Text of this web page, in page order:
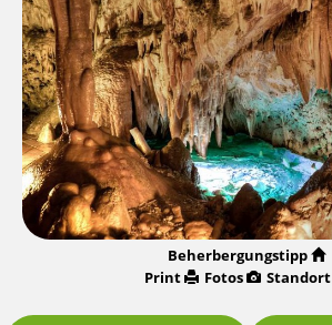
Beherbergungstipp
Print
Fotos Standort